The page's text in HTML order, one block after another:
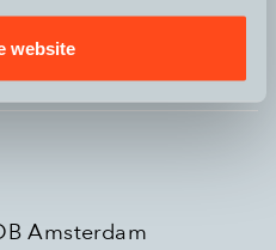
website
Amsterdam